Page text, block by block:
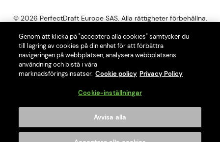
© 2026 PerfectDraft Europe SAS. Alla rättigheter förbehållna.
Vår PerfectDraft öltapp ger dig den ultimata ölupplevelsen i hemmet
med ett urval på över 40 olika fat.
PerfectDraft Europe SAS är medlem i El-Kretsens WEEE
kretsen.se/ ) för information om hur du gör dig av med ditt
hushållsavfall.
Drick ansvarsfullt
Dela inte innehållet på denna webbplats med någon minderårig
Genom att klicka på "acceptera alla cookies" samtycker du
till lagring av cookies på din enhet för att förbättra
navigeringen på webbplatsen, analysera webbplatsens
användning och bistå i våra
marknadsföringsinsatser. Cookie policy Privacy Policy
Cookie-inställningar
Avvisa alla